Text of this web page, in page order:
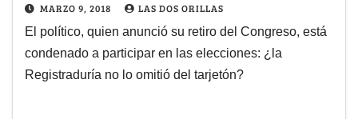
MARZO 9, 2018 LAS DOS ORILLAS
El político, quien anunció su retiro del Congreso, está
condenado a participar en las elecciones: ¿la
Registraduría no lo omitió del tarjetón?